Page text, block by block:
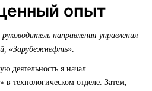
опыт
направления управления
«Зарубежнефть»:
деятельность я начал
технологическом отделе. Затем,